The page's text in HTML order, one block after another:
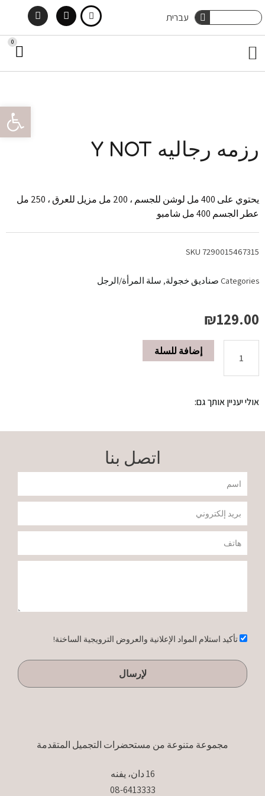
Skip
content
Search
Search
עברית
Facebook
Menu
0
رزمه رجاليه Y NOT
يحتوي على 400 مل لوشن للجسم ، 200 مل مزيل للعرق ، 250 مل
عطر الجسم 400 مل شامبو
SKU 7290015467315
Categories صناديق خجولة, سلة المرأة/الرجل
₪129.00
رزمه
quantity
إضافة للسلة
אולי יעניין אותך גם:
اتصل بنا
שם
דוא"ל
טלפון
אישורتأكيد استلام المواد الإعلانية والعروض الترويجية الساخنة!
لإرسال
مجموعة متنوعة من مستحضرات التجميل المتقدمة
16 دان، يفنه
08-6413333